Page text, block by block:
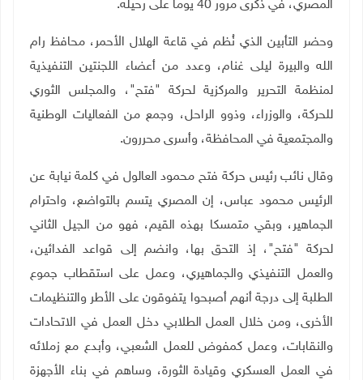
المصري، في ذكرى مرور 40 يوما على رحيله
.
وحضر التأبين الذي نُظم في قاعة الهلال الأحمر، محافظ رام
الله والبيرة ليلى غنام، وعدد من أعضاء اللجنتين التنفيذية
لمنظمة التحرير والمركزية لحركة "فتح"، والمجلس الثوري
للحركة، والوزراء، وذوو الراحل، وجمع من الفعاليات الوطنية
والمجتمعية في المحافظة، وأسرى محررون.
وقال نائب رئيس حركة فتح محمود العالول في كلمة نيابة عن
الرئيس محمود عباس، إن المصري يتسم بالتواضع، واحترام
الجماهير، وبقي متمسكا بهذه القيم، فهو من الجيل الثاني
لحركة "فتح"، إذ التحق بها، وانضم إلى قواعد الفدائين،
والعمل التنفيذي والجماهيري، وعمل على استقطاب جموع
الطلبة إلى درجة أنهم أصبحوا يتفوقون على الأطر والتنظيمات
الأخرى، ومن خلال العمل الطلابي دخل العمل في الاتحادات
والنقابات، وعمل كمفوض للعمل الشعبي، وأبدع مع زملائه
في العمل العسكري وقيادة الثورة، وساهم في بناء الأجهزة